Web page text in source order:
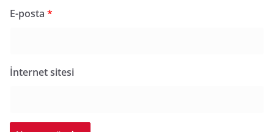
E-posta *
İnternet sitesi